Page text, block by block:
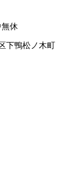
休
下鴨松ノ木町